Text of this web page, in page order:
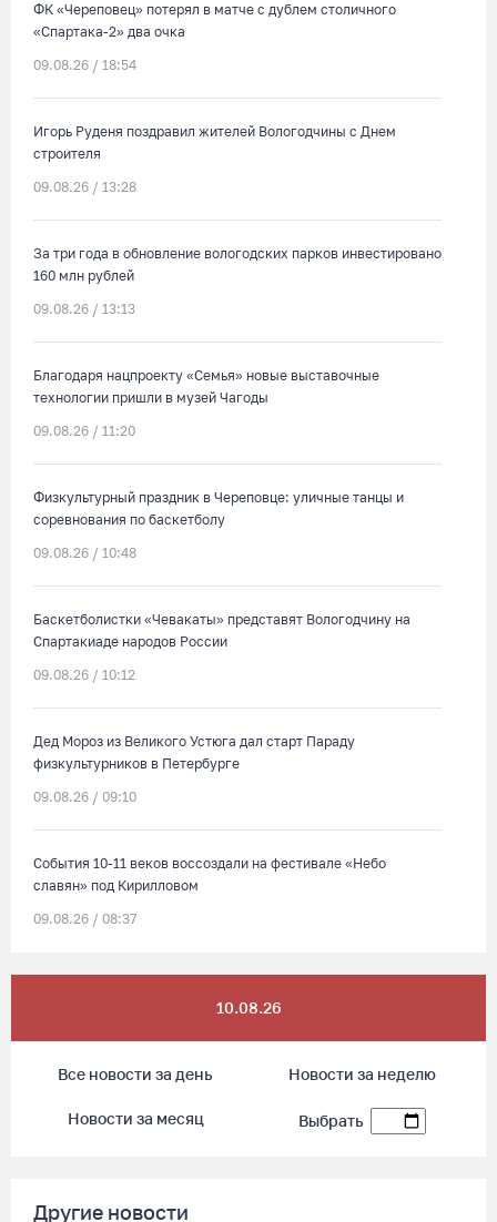
ФК «Череповец» потерял в матче с дублем столичного
«Спартака-2» два очка
09.08.26 / 18:54
Игорь Руденя поздравил жителей Вологодчины с Днем
строителя
09.08.26 / 13:28
За три года в обновление вологодских парков инвестировано
160 млн рублей
09.08.26 / 13:13
Благодаря нацпроекту «Семья» новые выставочные
технологии пришли в музей Чагоды
09.08.26 / 11:20
Физкультурный праздник в Череповце: уличные танцы и
соревнования по баскетболу
09.08.26 / 10:48
Баскетболистки «Чевакаты» представят Вологодчину на
Спартакиаде народов России
09.08.26 / 10:12
Дед Мороз из Великого Устюга дал старт Параду
физкультурников в Петербурге
09.08.26 / 09:10
События 10-11 веков воссоздали на фестивале «Небо
славян» под Кирилловом
09.08.26 / 08:37
09.08.26 / 07:40
В Вологодской области впервые пройдет фестиваль памяти
Ольги Фокиной
10.08.26
Все новости за день Новости за неделю
Новости за месяц Выбрать
Другие новости